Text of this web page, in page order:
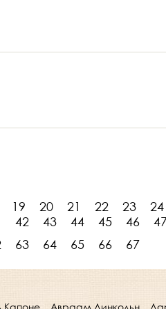
19 20 21 22 23 24
42 43 44 45 46
63 64 65 66 67